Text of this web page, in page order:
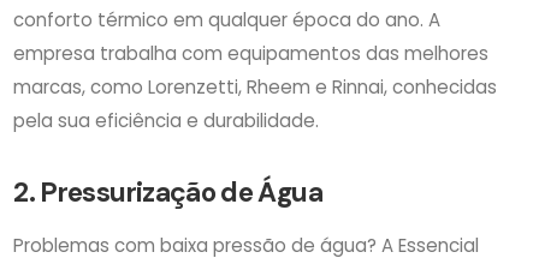
conforto térmico em qualquer época do ano. A
empresa trabalha com equipamentos das melhores
marcas, como Lorenzetti, Rheem e Rinnai, conhecidas
pela sua eficiência e durabilidade.
2. Pressurização de Água
Problemas com baixa pressão de água? A Essencial